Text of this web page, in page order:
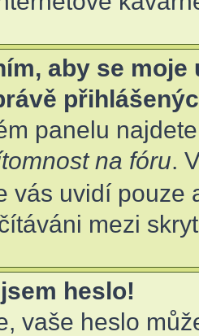
aby se
panelu
na fóru.
vás uvidí pouze
mezi
heslo!
vaše heslo